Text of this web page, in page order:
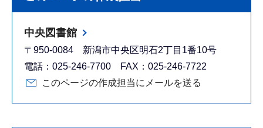
中央図書館
〒950-0084 新潟市中央区明石2丁目1番10号
電話：025-246-7700 FAX：025-246-7722
このページの作成担当にメールを送る